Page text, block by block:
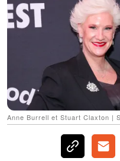
Anne Burrell et Stuart Claxton |